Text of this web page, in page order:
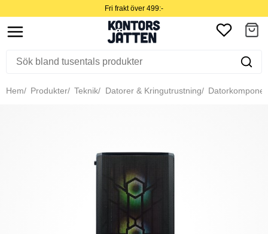
Fri frakt över 499:-
Hem Produkter Teknik Datorer & Kringutrustning